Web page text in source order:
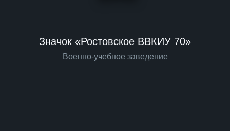
Значок «Ростовское ВВКИУ 70»
Военно-учебное заведение